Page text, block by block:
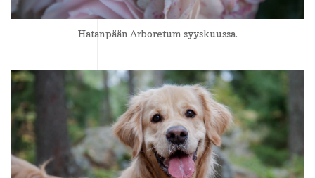
Hatanpään Arboretum syyskuussa.